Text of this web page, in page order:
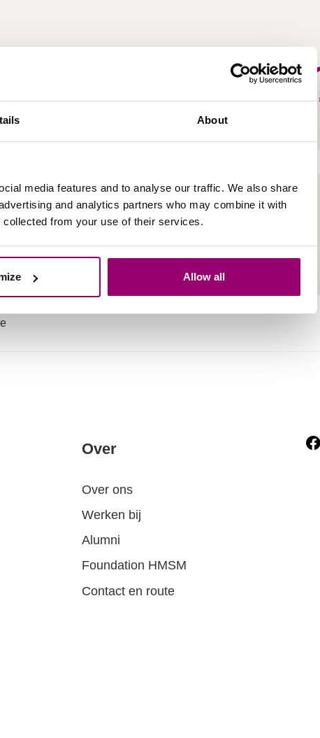
About
media features and to analyse our traffic. We also share
and analytics partners who may combine it with
collected from your use of their services.
Allow all
Over
Over ons
Werken bij
Alumni
Foundation HMSM
Contact en route